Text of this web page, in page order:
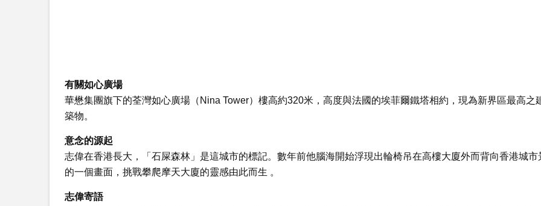
有關如心廣場
華懋集團旗下的荃灣如心廣場（Nina Tower）樓高約320米，高度與法國的埃菲爾鐵塔相約，現為新界區最高之
築物。
意念的源起
志偉在香港長大，「石屎森林」是這城市的標記。數年前他腦海開始浮現出輪椅吊在高樓大廈外而背向香港城市
的一個畫面，挑戰攀爬摩天大廈的靈感由此而生 。
志偉寄語